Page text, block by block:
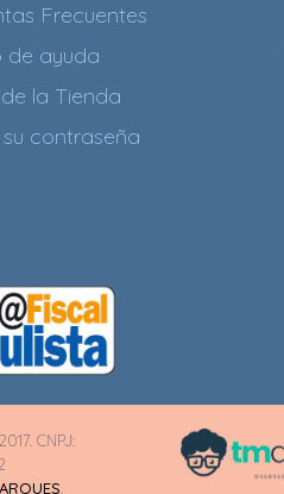
Frecuentes
de ayuda
la Tienda
contraseña
CNPJ:
.